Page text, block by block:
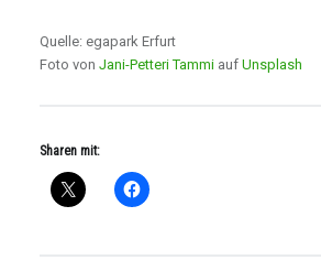
Quelle: egapark Erfurt
Foto von Jani-Petteri Tammiauf Unsplash
Sharen mit: